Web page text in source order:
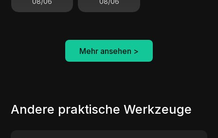
Mehr ansehen >
Andere praktische Werkzeuge